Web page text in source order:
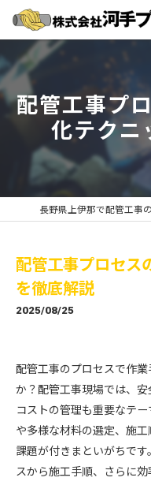
配管工事プ
化テクニ
配管工事プロセス
を徹底解説
2025/08/25
配管工事のプロセスで作
か？配管工事現場では、
コストの管理も重要なテ
や多様な材料の選定、施
課題が付きまといがちで
スから施工手順、さらに